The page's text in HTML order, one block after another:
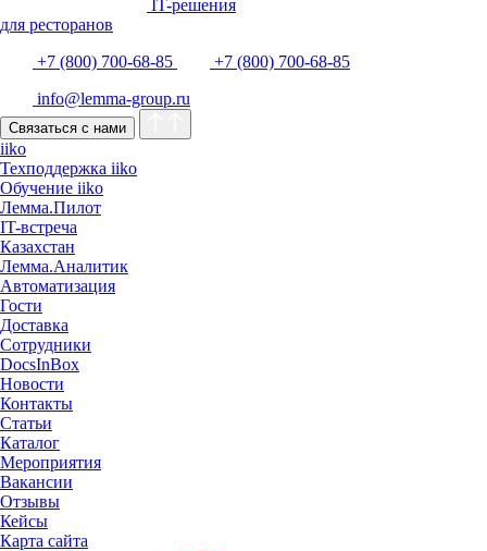
IT-решения
для ресторанов
+7 (800) 700-68-85
+7 (800) 700-68-85
info@lemma-group.ru
Связаться с нами
iiko
Техподдержка iiko
Обучение iiko
Лемма.Пилот
IT-встреча
Казахстан
Лемма.Аналитик
Автоматизация
Гости
Доставка
Сотрудники
DocsInBox
Новости
Контакты
Статьи
Каталог
Мероприятия
Вакансии
Отзывы
Кейсы
Карта сайта